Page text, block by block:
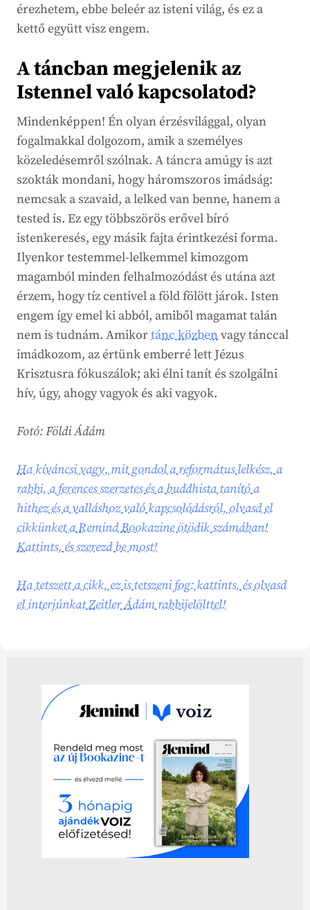
érezhetem, ebbe beleér az isteni világ, és ez a
kettő együtt visz engem.
A táncban megjelenik az
Istennel való kapcsolatod?
Mindenképpen! Én olyan érzésvilággal, olyan
fogalmakkal dolgozom, amik a személyes
közeledésemről szólnak. A táncra amúgy is azt
szokták mondani, hogy háromszoros imádság:
nemcsak a szavaid, a lelked van benne, hanem a
tested is. Ez egy többszörös erővel bíró
istenkeresés, egy másik fajta érintkezési forma.
Ilyenkor testemmel-lelkemmel kimozgom
magamból minden felhalmozódást és utána azt
érzem, hogy tíz centivel a föld fölött járok. Isten
engem így emel ki abból, amiből magamat talán
nem is tudnám. Amikortánc közbenvagy tánccal
imádkozom, az értünk emberré lett Jézus
Krisztusra fókuszálok; aki élni tanít és szolgálni
hív, úgy, ahogy vagyok és aki vagyok.
Fotó: Földi Ádám
Ha kíváncsi vagy, mit gondol a református lelkész, a
rabbi, a ferences szerzetes és a buddhista tanító a
hithez és a valláshoz való kapcsolódásról, olvasd el
cikkünket a Remind Bookazine ötödik számában!
Kattints, és szerezd be most!
Ha tetszett a cikk, ez is tetszeni fog: kattints, és olvasd
el interjúnkat Zeitler Ádám rabbijelölttel!